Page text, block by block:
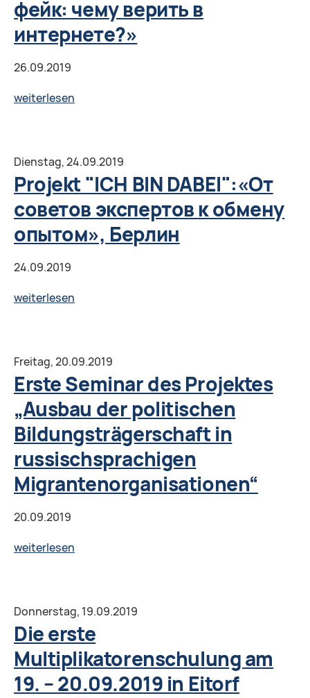
«Диалог
поколений
о
Германии»,
фейк: чему верить в
интернете?»
26.09.2019
weiterlesen
DABEI":
Воркшоп
«Информация
и
фейк:
Dienstag,24.09.2019
Projekt "ICH BIN DABEI":«От
советов экспертов к обмену
опытом», Берлин
24.09.2019
weiterlesen
DABEI":«От
советов
экспертов
к
обмену
опытом»,
Берлин
Freitag,20.09.2019
Erste Seminar des Projektes
„Ausbau der politischen
Bildungsträgerschaft in
russischsprachigen
Migrantenorganisationen“
20.09.2019
weiterlesen
Projektes
„Ausbau
der
politischen
Bildungsträgerschaft
Donnerstag, 19.09.2019
Die erste
Multiplikatorenschulung am
19. – 20.09.2019 in Eitorf